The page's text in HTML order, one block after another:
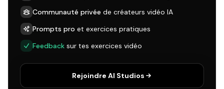
Communauté privée de créateurs vidéo IA
Prompts pro et exercices pratiques
Feedback sur tes exercices vidéo
Rejoindre AI Studios